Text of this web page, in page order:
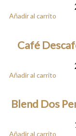
Añadir al carrito
Café
Añadir al carrito
Blend Dos
Añadir al carrito